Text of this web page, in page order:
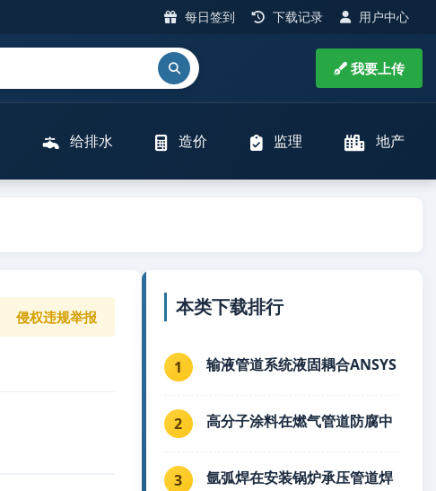
每日签到 下载记录 用户中心
我要上传
给排水 造价 监理 地产
侵权违规举报 本类下载排行
1 输液管道系统液固耦合ANSYS
2 高分子涂料在燃气管道防腐中
3 氩弧焊在安装锅炉承压管道焊